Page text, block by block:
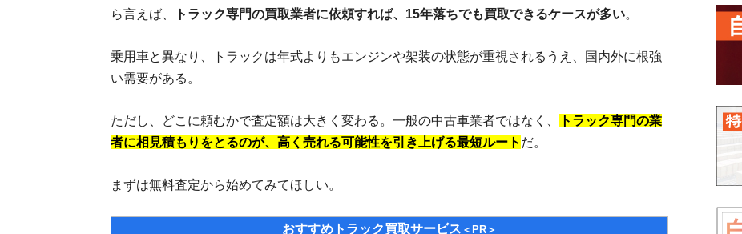
ら言えば、
トラック専門の買取業者に依頼すれば、15年落ちでも買取できるケースが多い。
乗用車と異なり、トラックは年式よりもエンジンや架装の状態が重視されるうえ、国内外に根強
い需要がある。
ただし、どこに頼むかで査定額は大きく変わる。一般の中古車業者ではなく、
トラック専門の業
者に相見積もりをとるのが、高く売れる可能性を引き上げる最短ルート だ。
まずは無料査定から始めてみてほしい。
おすすめトラック買取サービス ＜PR＞